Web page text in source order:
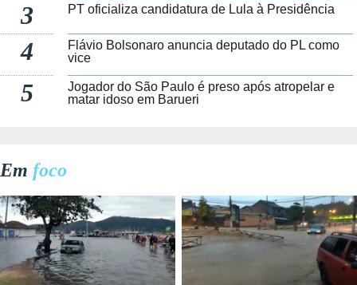
3 PT oficializa candidatura de Lula à Presidência
4
Flávio Bolsonaro anuncia deputado do PL como
vice
5
Jogador do São Paulo é preso após atropelar e
matar idoso em Barueri
Em foco